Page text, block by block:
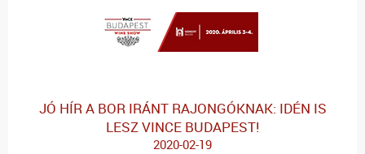
JÓ HÍR A BOR IRÁNT RAJONGÓKNAK: IDÉN IS
LESZ VINCE BUDAPEST!
2020-02-19